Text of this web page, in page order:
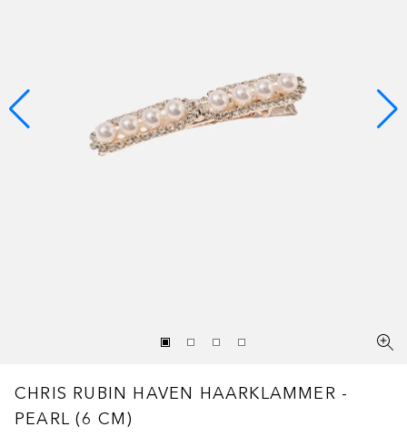
CHRIS RUBIN HAVEN HAARKLAMMER -
PEARL (6 CM)